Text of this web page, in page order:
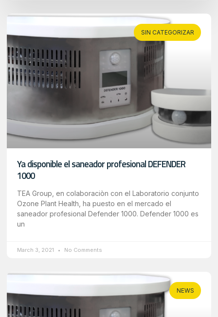
SIN CATEGORIZAR
Ya disponible el saneador profesional DEFENDER
1000
TEA Group, en colaboraciòn con el Laboratorio conjunto
Ozone Plant Health, ha puesto en el mercado el
saneador profesional Defender 1000. Defender 1000 es
un
March 3, 2021 No Comments
NEWS